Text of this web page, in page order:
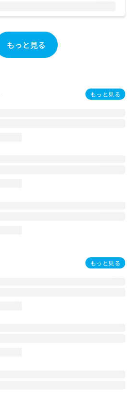
もっと見る
もっと見る
もっと見る